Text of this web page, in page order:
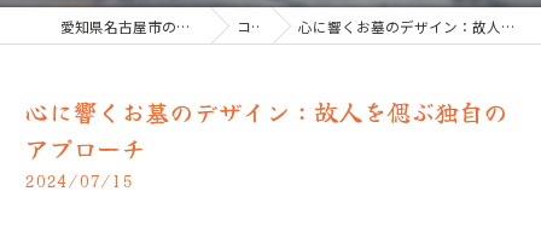
愛知県名古屋市のお墓なら彫刻本舗 コラム 心に響くお墓のデザイン：故人を偲ぶ独自のアプローチ
心に響くお墓のデザイン：故人を偲ぶ独自の
アプローチ
2024/07/15